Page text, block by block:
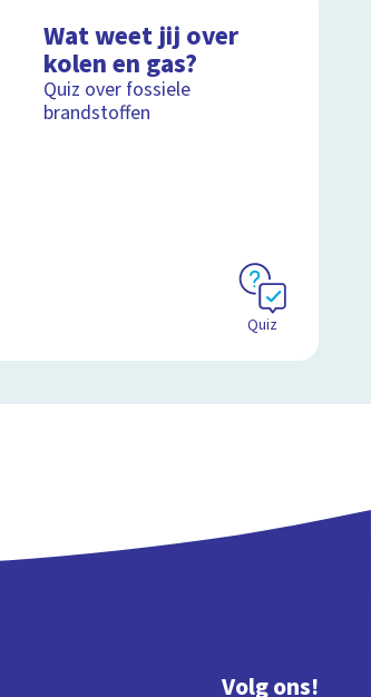
Wat weet jij over
kolen en gas?
Quiz over fossiele
brandstoffen
Quiz
Volg ons!